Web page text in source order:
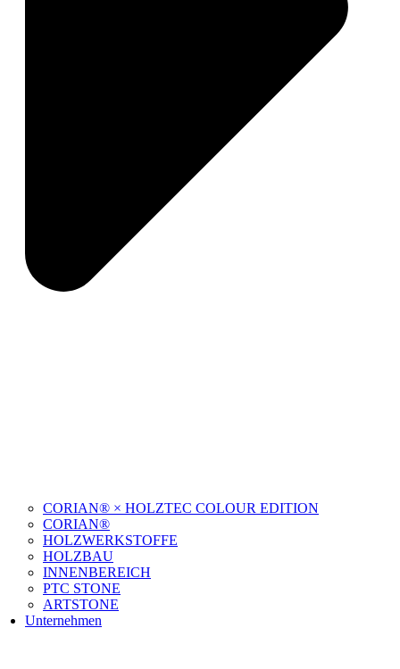
CORIAN® × HOLZTEC COLOUR EDITION
CORIAN®
HOLZWERKSTOFFE
HOLZBAU
INNENBEREICH
PTC STONE
ARTSTONE
Unternehmen